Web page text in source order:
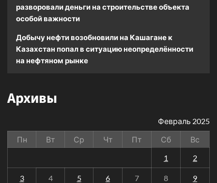
разворовали деньги на строительстве объекта
особой важности
Добычу нефти возобновили на Кашагане к
Казахстан попал в ситуацию неопределённости
на нефтяном рынке
Архивы
Февраль 2025
Пн
Вт Ср Чт Пт Сб
Вс
1
2
3 4 5 6 7 8 9